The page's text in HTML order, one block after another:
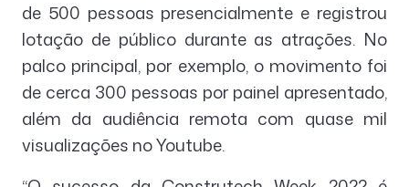
de 500 pessoas presencialmente e registrou
lotação de público durante as atrações. No
palco principal, por exemplo, o movimento foi
de cerca 300 pessoas por painel apresentado,
além da audiência remota com quase mil
visualizações no Youtube.